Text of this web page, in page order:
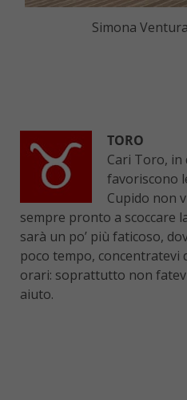
Simona
TORO
Cari Toro, in
favoriscono
Cupido non
sempre pronto a scoccare
sarà un po’ più faticoso,
poco tempo, concentratevi
orari: soprattutto non
aiuto.